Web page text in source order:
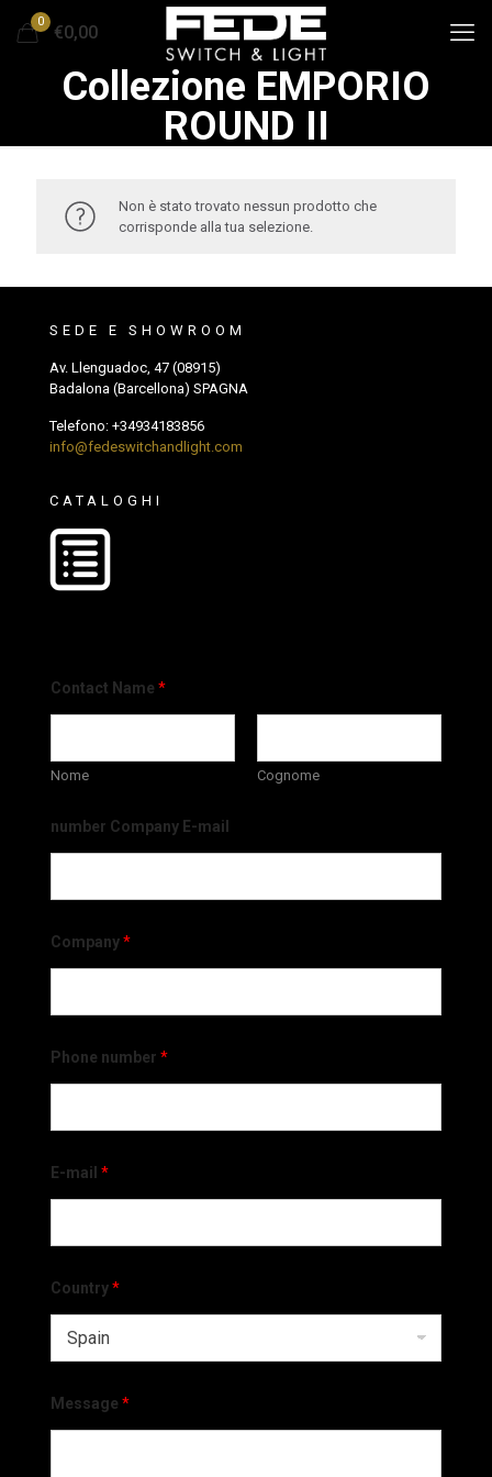
0
€0,00
Collezione EMPORIO
ROUND II
Non è stato trovato nessun prodotto che
corrisponde alla tua selezione.
SEDE E SHOWROOM
Av. Llenguadoc, 47 (08915)
Badalona (Barcellona) SPAGNA
Telefono: +34934183856
info@fedeswitchandlight.com
CATALOGHI
Contact Name *
Nome Cognome
number Company E-mail
Company*
Phone number *
E-mail *
Country*
Message *